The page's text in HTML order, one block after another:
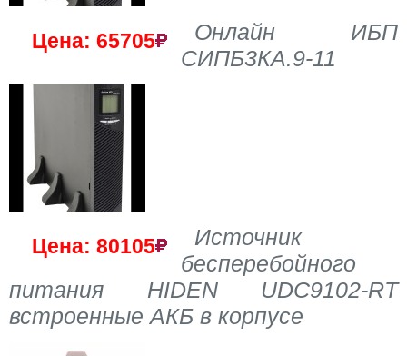
Цена: 65705
Онлайн ИБП
СИПБ3КА.9-11
Цена: 80105
Источник
бесперебойного
питания HIDEN UDC9102-RT
встроенные АКБ в корпусе